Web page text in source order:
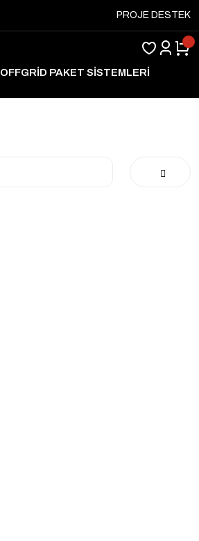
PROJE DESTEK
OFFGRİD PAKET SİSTEMLERİ